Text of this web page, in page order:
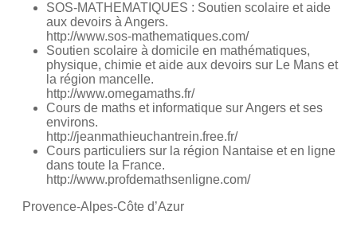
SOS-MATHEMATIQUES : Soutien scolaire et aide
aux devoirs à Angers.
http://www.sos-mathematiques.com/
Soutien scolaire à domicile en mathématiques,
physique, chimie et aide aux devoirs sur Le Mans et
la région mancelle.
http://www.omegamaths.fr/
Cours de maths et informatique sur Angers et ses
environs.
http://jeanmathieuchantrein.free.fr/
Cours particuliers sur la région Nantaise et en ligne
dans toute la France.
http://www.profdemathsenligne.com/
Provence-Alpes-Côte d’Azur